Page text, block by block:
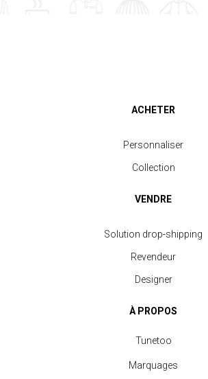
ACHETER
Personnaliser
Collection
VENDRE
Solution drop-shipping
Revendeur
Designer
À PROPOS
Tunetoo
Marquages